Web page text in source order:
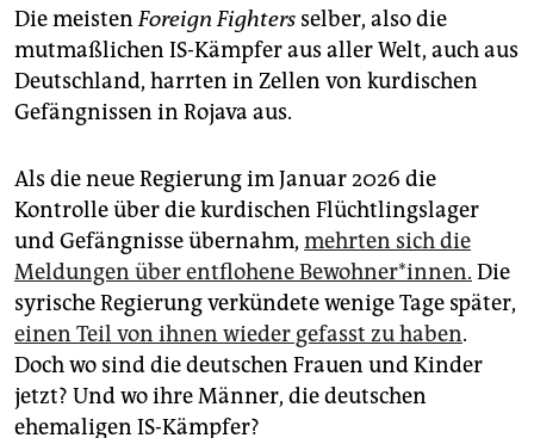
Die meistenForeign Fighters selber, also die
mutmaßlichen IS-Kämpfer aus aller Welt, auch aus
Deutschland, harrten in Zellen von kurdischen
Gefängnissen in Rojava aus.
Als die neue Regierung im Januar 2026 die
Kontrolle über die kurdischen Flüchtlingslager
und Gefängnisse übernahm, mehrten sich die
Meldungen über entflohene Bewohner*innen. Die
syrische Regierung verkündete wenige Tage später,
einen Teil von ihnen wieder gefasst zu haben.
Doch wo sind die deutschen Frauen und Kinder
jetzt? Und wo ihre Männer, die deutschen
ehemaligen IS-Kämpfer?